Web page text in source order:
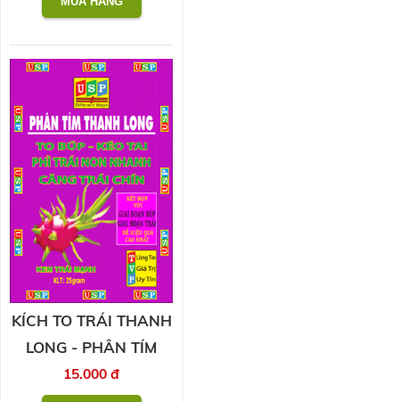
KÍCH TO TRÁI THANH
LONG - PHÂN TÍM
15.000 đ